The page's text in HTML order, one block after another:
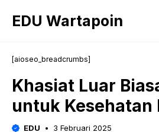
EDU Wartapoin
[aioseo_breadcrumbs]
Khasiat Luar
untuk Kesehatan
EDU 3 Februari 2025